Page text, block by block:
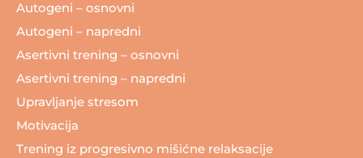
Autogeni – osnovni
Autogeni – napredni
Asertivni trening – osnovni
Asertivni trening – napredni
Upravljanje stresom
Motivacija
Trening iz progresivno mišićne relaksacije